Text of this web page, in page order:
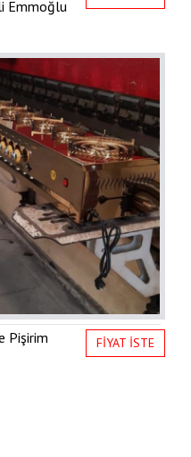
Emmoğlu
Pişirim
FİYAT İSTE